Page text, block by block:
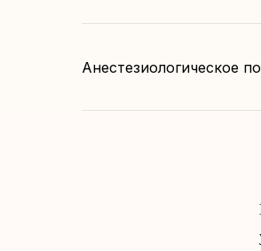
Анестезиологическое